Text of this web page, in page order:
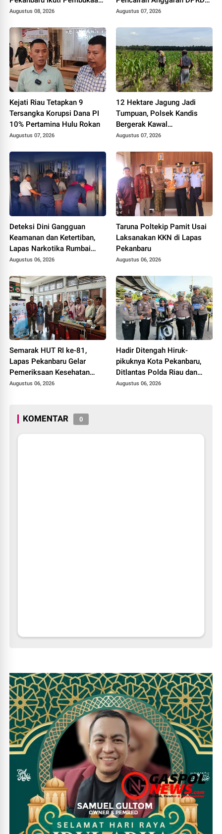
Pekan Olahraga Ditjenpas
Augustus 08, 2026
Tanpa Prosedur Tuai
Augustus 07, 2026
Kejati Riau Tetapkan 9
Tersangka Korupsi Dana PI
10% Pertamina Hulu Rokan
Augustus 07, 2026
12 Hektare Jagung Jadi
Tumpuan, Polsek Kandis
Bergerak Kawal
Swasembada Pangan
Augustus 07, 2026
Deteksi Dini Gangguan
Keamanan dan Ketertiban,
Lapas Narkotika Rumbai
Gelar Razia Rutin Blok
Augustus 06, 2026
Taruna Poltekip Pamit Usai
Laksanakan KKN di Lapas
Pekanbaru
Augustus 06, 2026
Semarak HUT RI ke-81,
Lapas Pekanbaru Gelar
Pemeriksaan Kesehatan
Gratis untuk Warga Binaan
Augustus 06, 2026
Hadir Ditengah Hiruk-
pikuknya Kota Pekanbaru,
Ditlantas Polda Riau dan
Polantas KARIB Kobarkan
Augustus 06, 2026
KOMENTAR 0